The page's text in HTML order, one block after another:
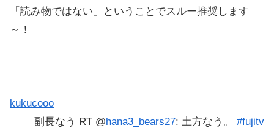
「読み物ではない」ということでスルー推奨します
～！
kukucooo
副長なう RT @hana3_bears27: 土方なう。 #fujitv